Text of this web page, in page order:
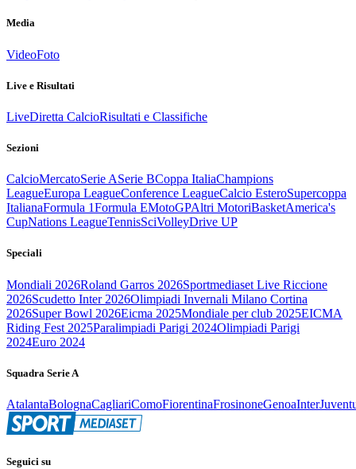
Media
VideoFoto
Live e Risultati
LiveDiretta CalcioRisultati e Classifiche
Sezioni
CalcioMercatoSerie ASerie BCoppa ItaliaChampions
LeagueEuropa LeagueConference LeagueCalcio EsteroSupercoppa
ItalianaFormula 1Formula EMotoGPAltri MotoriBasketAmerica's
CupNations LeagueTennisSciVolleyDrive UP
Speciali
Mondiali 2026Roland Garros 2026Sportmediaset Live Riccione
2026Scudetto Inter 2026Olimpiadi Invernali Milano Cortina
2026Super Bowl 2026Eicma 2025Mondiale per club 2025EICMA
Riding Fest 2025Paralimpiadi Parigi 2024Olimpiadi Parigi
2024Euro 2024
Squadra Serie A
AtalantaBolognaCagliariComoFiorentinaFrosinoneGenoaInter
Seguici su